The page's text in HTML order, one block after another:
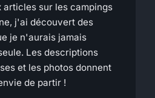
articles sur les campings
j'ai découvert des
je n'aurais jamais
Les descriptions
et les photos donnent
de partir !